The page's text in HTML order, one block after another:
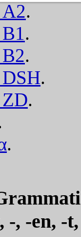
A2.
.
.
.
ZD.
.
-, -en, -